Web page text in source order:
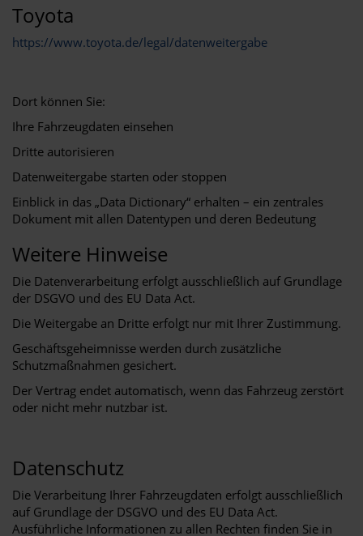
Toyota
https://www.toyota.de/legal/datenweitergabe
Dort können Sie:
Ihre Fahrzeugdaten einsehen
Dritte autorisieren
Datenweitergabe starten oder stoppen
Einblick in das „Data Dictionary“ erhalten – ein zentrales
Dokument mit allen Datentypen und deren Bedeutung
Weitere Hinweise
Die Datenverarbeitung erfolgt ausschließlich auf Grundlage
der DSGVO und des EU Data Act.
Die Weitergabe an Dritte erfolgt nur mit Ihrer Zustimmung.
Geschäftsgeheimnisse werden durch zusätzliche
Schutzmaßnahmen gesichert.
Der Vertrag endet automatisch, wenn das Fahrzeug zerstört
oder nicht mehr nutzbar ist.
Datenschutz
Die Verarbeitung Ihrer Fahrzeugdaten erfolgt ausschließlich
auf Grundlage der DSGVO und des EU Data Act.
Ausführliche Informationen zu allen Rechten finden Sie in